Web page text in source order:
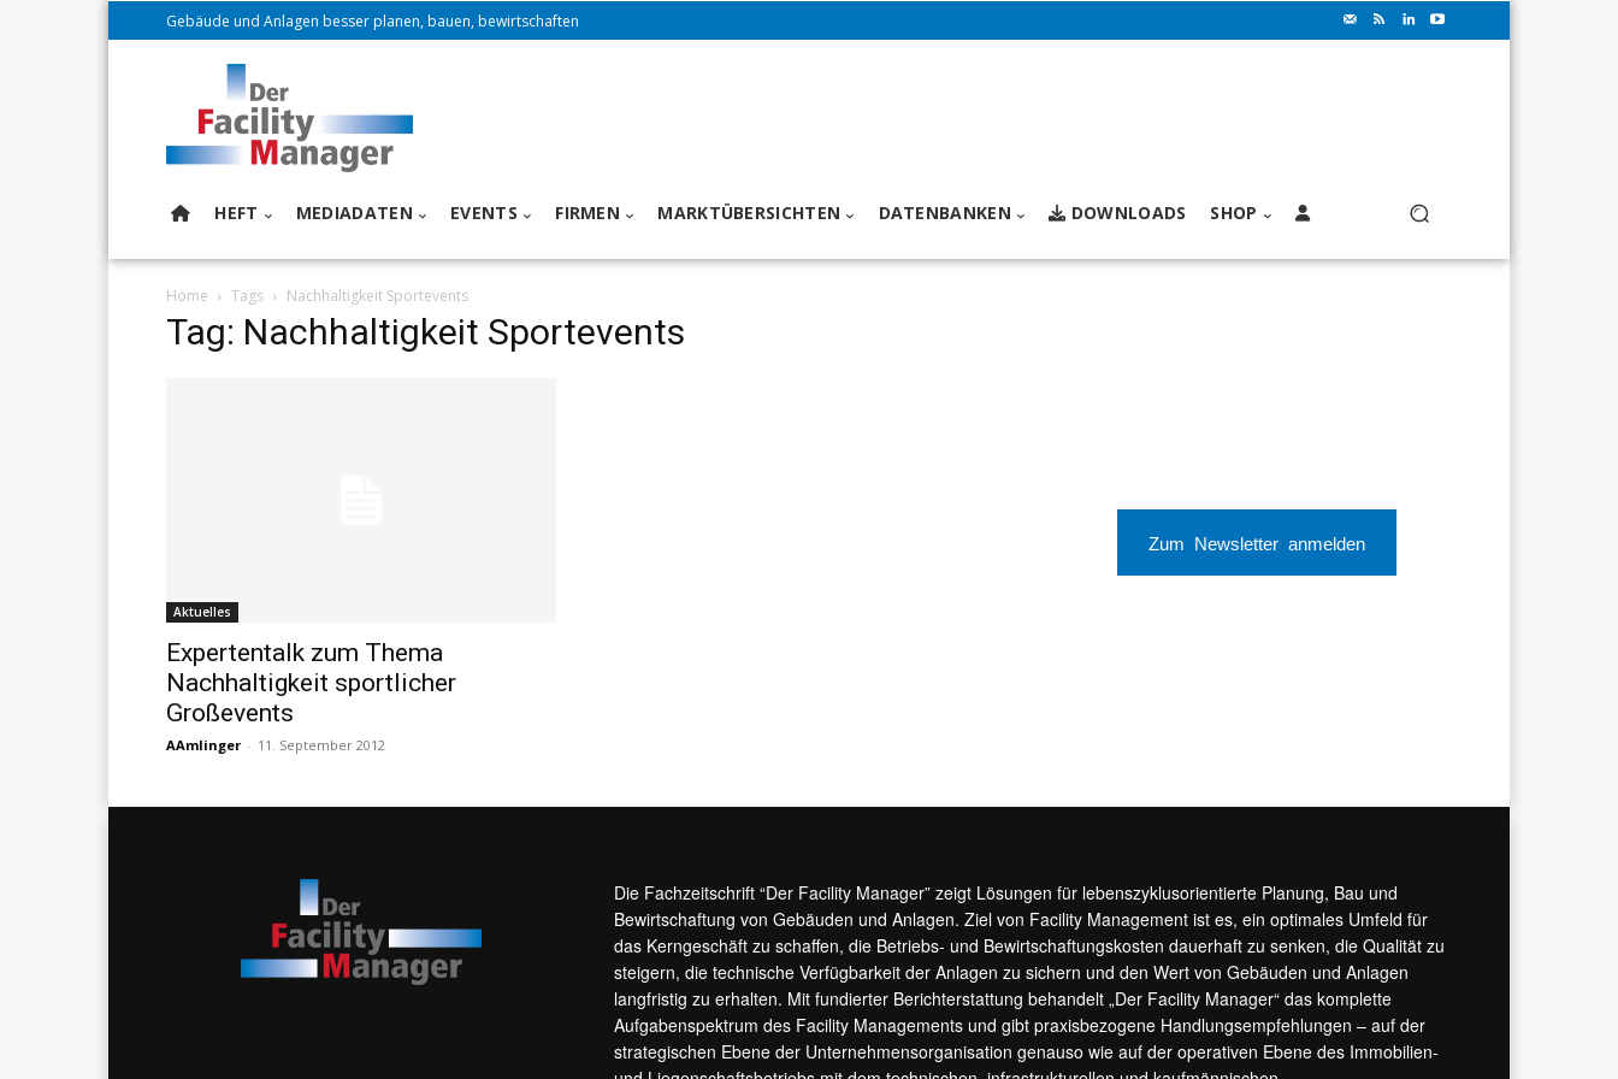
Gebäude und Anlagen besser planen, bauen, bewirtschaften
HEFT MEDIADATEN EVENTS FIRMEN MARKTÜBERSICHTEN DATENBANKEN DOWNLOADS SHOP
Home Tags Nachhaltigkeit Sportevents
Tag: Nachhaltigkeit Sportevents
Aktuelles
Expertentalk zum Thema
Nachhaltigkeit sportlicher
Großevents
AAmlinger - 11. September 2012
Zum Newsletter anmelden
Die Fachzeitschrift “Der Facility Manager” zeigt Lösungen für lebenszyklusorientierte Planung, Bau und
Bewirtschaftung von Gebäuden und Anlagen. Ziel von Facility Management ist es, ein optimales Umfeld für
das Kerngeschäft zu schaffen, die Betriebs- und Bewirtschaftungskosten dauerhaft zu senken, die Qualität zu
steigern, die technische Verfügbarkeit der Anlagen zu sichern und den Wert von Gebäuden und Anlagen
langfristig zu erhalten. Mit fundierter Berichterstattung behandelt „Der Facility Manager“ das komplette
Aufgabenspektrum des Facility Managements und gibt praxisbezogene Handlungsempfehlungen – auf der
strategischen Ebene der Unternehmensorganisation genauso wie auf der operativen Ebene des Immobilien-